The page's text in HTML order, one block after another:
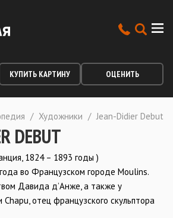
КУПИТЬ КАРТИНУ ОЦЕНИТЬ
/ Художники / Jean-Didier Debut
DEBUT
1824 – 1893 годы )
во Французском городе Moulins.
Давида д’Анже, а также у
Chapu, отец французского скульптора